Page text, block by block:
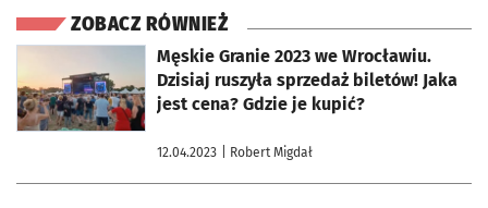
ZOBACZ RÓWNIEŻ
Męskie Granie 2023 we Wrocławiu.
Dzisiaj ruszyła sprzedaż biletów! Jaka
jest cena? Gdzie je kupić?
12.04.2023 | Robert Migdał
otworzy się w nowej karcie